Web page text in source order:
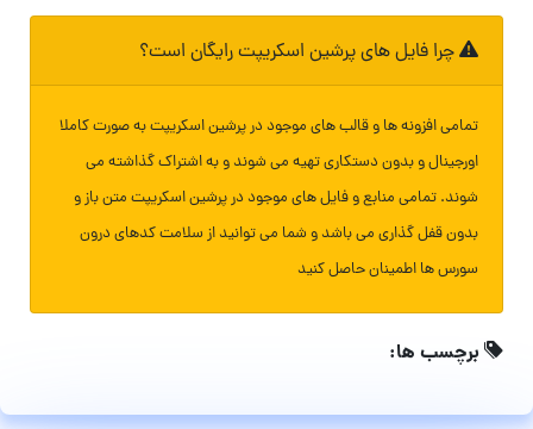
چرا فایل های پرشین اسکریپت رایگان است؟
تمامی افزونه ها و قالب های موجود در پرشین اسکریپت به صورت کاملا
اورجینال و بدون دستکاری تهیه می شوند و به اشتراک گذاشته می
شوند. تمامی منابع و فایل های موجود در پرشین اسکریپت متن باز و
بدون قفل گذاری می باشد و شما می توانید از سلامت کدهای درون
سورس ها اطمینان حاصل کنید
برچسب ها: